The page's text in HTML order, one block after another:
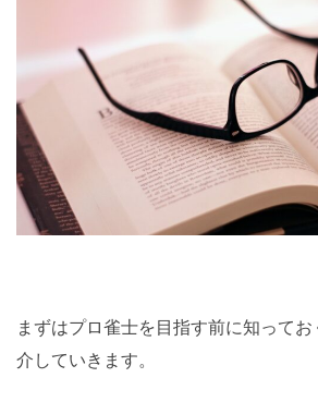
まずはプロ雀士を目指す前に知って
介していきます。